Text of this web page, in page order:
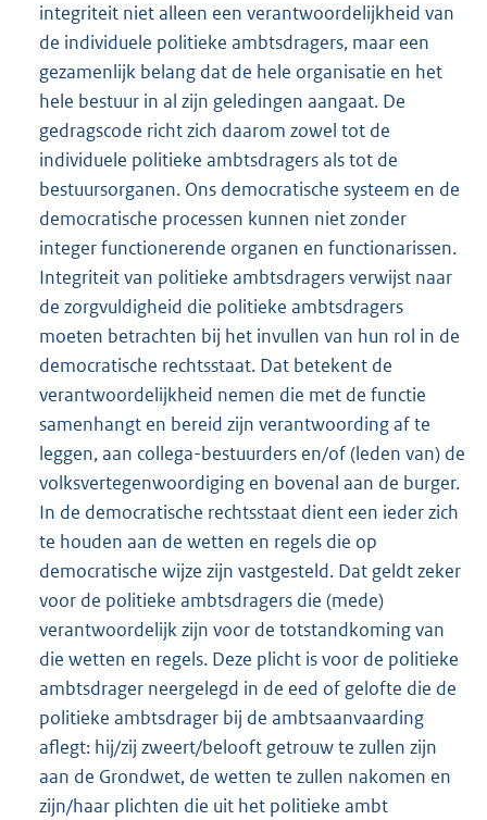
integriteit niet alleen een verantwoordelijkheid van
de individuele politieke ambtsdragers, maar een
gezamenlijk belang dat de hele organisatie en het
hele bestuur in al zijn geledingen aangaat. De
gedragscode richt zich daarom zowel tot de
individuele politieke ambtsdragers als tot de
bestuursorganen. Ons democratische systeem en de
democratische processen kunnen niet zonder
integer functionerende organen en functionarissen.
Integriteit van politieke ambtsdragers verwijst naar
de zorgvuldigheid die politieke ambtsdragers
moeten betrachten bij het invullen van hun rol in de
democratische rechtsstaat. Dat betekent de
verantwoordelijkheid nemen die met de functie
samenhangt en bereid zijn verantwoording af te
leggen, aan collega-bestuurders en/of (leden van) de
volksvertegenwoordiging en bovenal aan de burger.
In de democratische rechtsstaat dient een ieder zich
te houden aan de wetten en regels die op
democratische wijze zijn vastgesteld. Dat geldt zeker
voor de politieke ambtsdragers die (mede)
verantwoordelijk zijn voor de totstandkoming van
die wetten en regels. Deze plicht is voor de politieke
ambtsdrager neergelegd in de eed of gelofte die de
politieke ambtsdrager bij de ambtsaanvaarding
aflegt: hij/zij zweert/belooft getrouw te zullen zijn
aan de Grondwet, de wetten te zullen nakomen en
zijn/haar plichten die uit het politieke ambt